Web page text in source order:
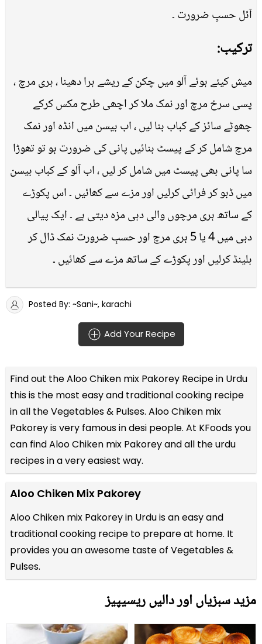
آئل حسبِ ضرورت ۔
ترکیب:
میش کیئے ہوئے آلو میں چکن کے ریشے ہرا دھینا ، ہری مرچ ،
پسی سرخ مرچ اور نمک ملا کر اچھی طرح مکس کرکے
چھوٹے سائز کے کباب بنا لیں ، اب بیسن میں انڈہ اور نمک
مرچ شامل کر کے پیسٹ بنائیں پانی کی ضرورت ہو تو تھوڑا
سا پانی بھی پیسٹ میں شامل کر لیں ، اب آلو کے کباب بیسن
میں ڈبو کر فرائی کرلیں اور مزے سے کھائیں ۔ اس پکوڑے
کے ساتھ ہری مرچوں والی دہی مزہ دیتی ہے ۔ ایک پیالی
دہی میں 4 یا 5 ہری مرچ اور حسبِ ضرورت نمک ڈال کر
بلینڈ کرلیں اور پکوڑے کے ساتھ مزے سے کھائیں ۔
Posted By: ~Sani~, karachi
Add Your Recipe
Find out theAloo Chiken mix Pakorey Recipe in Urdu
this is the most easy and traditional cooking recipe
in all theVegetables & Pulses. Aloo Chiken mix
Pakorey is very famous in desi people. At KFoods you
can find Aloo Chiken mix Pakorey and all theurdu
recipesin a very easiest way.
Aloo Chiken Mix Pakorey
Aloo Chiken mix Pakorey in Urdu is an easy and
traditional cooking recipe to prepare at home. It
provides you an awesome taste of Vegetables &
Pulses.
مزید سبزیاں اور دالیں ریسیپیز